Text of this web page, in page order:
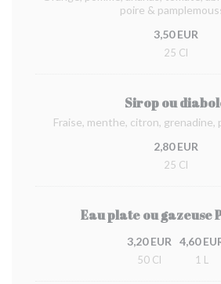
poire &
3,50 EUR
25 Cl
Sirop ou
Fraise, menthe, citron, grenadine,
2,80 EUR
25 Cl
Eau plate ou gazeuse
3,20 EUR
50 Cl
4,60
1 L